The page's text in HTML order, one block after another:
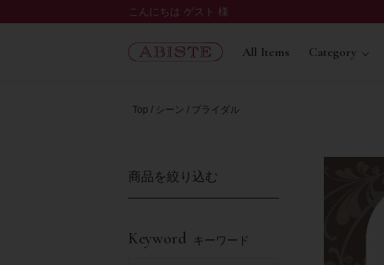
こんにちは ゲスト 様
All Items Category
Top シーン ブライダル
商品を絞り込む
Keyword キーワード